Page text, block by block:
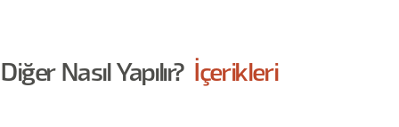
Diğer Nasıl Yapılır? İçerikleri